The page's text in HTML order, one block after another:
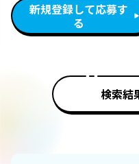
新規登録して応募す
る
検索結